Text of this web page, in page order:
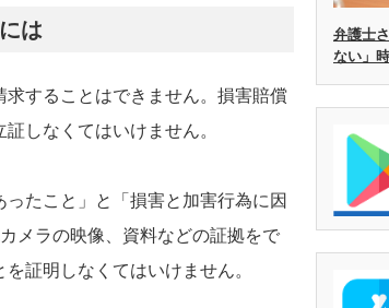
は
することはできません。損害賠償
しなくてはいけません。
たこと」と「損害と加害行為に因
メラの映像、資料などの証拠をで
証明しなくてはいけません。
弁護士
ない」